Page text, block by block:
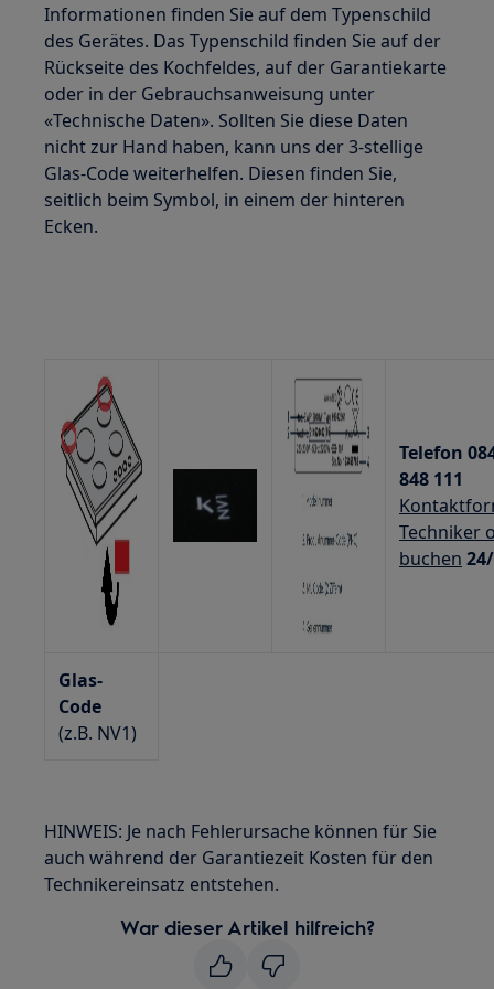
Informationen finden Sie auf dem Typenschild
des Gerätes. Das Typenschild finden Sie auf der
Rückseite des Kochfeldes, auf der Garantiekarte
oder in der Gebrauchsanweisung unter
«Technische Daten». Sollten Sie diese Daten
nicht zur Hand haben, kann uns der 3-stellige
Glas-Code weiterhelfen. Diesen finden Sie,
seitlich beim Symbol, in einem der hinteren
Ecken.
Telefon
848 111
Techniker
buchen
Glas-
Code
(z.B. NV1)
HINWEIS: Je nach Fehlerursache können für Sie
auch während der Garantiezeit Kosten für den
Technikereinsatz entstehen.
War dieser Artikel hilfreich?